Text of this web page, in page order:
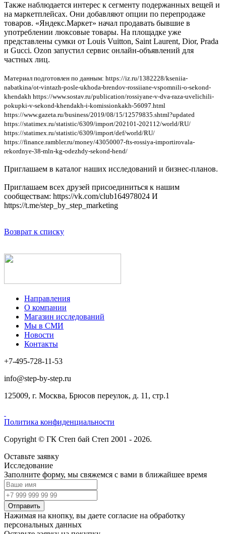
Также наблюдается интерес к сегменту подержанных вещей и
на маркетплейсах. Они добавляют опции по перепродаже
товаров. «Яндекс.Маркет» начал продавать бывшие в
употреблении люксовые товары. На площадке уже
представлены сумки от Louis Vuitton, Saint Laurent, Dior, Prada
и Gucci. Ozon запустил сервис онлайн-объявлений для
частных лиц.
Материал подготовлен по данным: https://iz.ru/1382228/kseniia-
nabatkina/ot-vintazh-posle-ukhoda-brendov-rossiiane-vspomnili-o-sekond-
khendakh https://www.sostav.ru/publication/rossiyane-v-dva-raza-uvelichili-
pokupki-v-sekond-khendakh-i-komissionkakh-56097.html
https://www.gazeta.ru/business/2019/08/15/12579835.shtml?updated
https://statimex.ru/statistic/6309/import/202101-202112/world/RU/
https://statimex.ru/statistic/6309/import/def/world/RU/
https://finance.rambler.ru/money/43050007-fts-rossiya-importirovala-
rekordnye-38-mln-kg-odezhdy-sekond-hend/
Приглашаем в каталог наших исследований и бизнес-планов.
Приглашаем всех друзей присоединиться к нашим
сообществам: https://vk.com/club164978024 И
https://t.me/step_by_step_marketing
Возврат к списку
Направления
О компании
Магазин исследований
Мы в СМИ
Новости
Контакты
+7-495-728-11-53
info@step-by-step.ru
125009, г. Москва, Брюсов переулок, д. 11, стр.1
Политика конфиденциальности
Copyright © ГК Степ бай Степ 2001 - 2026.
Оставьте заявку
Исследование
Заполните форму, мы свяжемся с вами в ближайшее время
Отправить
Нажимая на кнопку, вы даете согласие на обработку
персональных данных